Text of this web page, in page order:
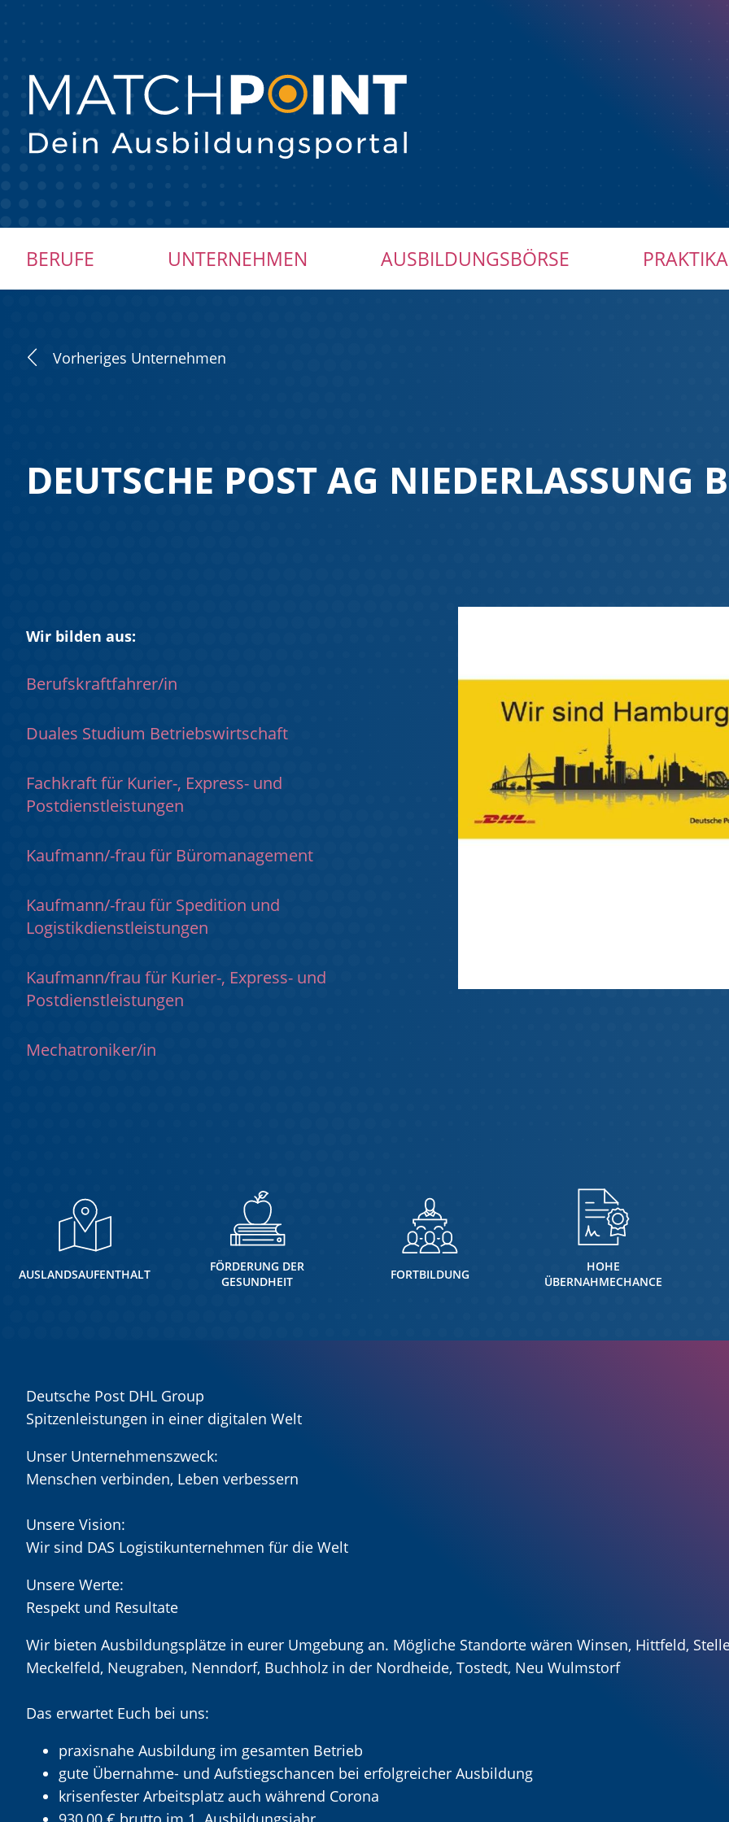
überspringen
BERUFE UNTERNEHMEN AUSBILDUNGSBÖRSE PRAKTIKA
Vorheriges Unternehmen
DEUTSCHE POST AG NIEDERLASSUNG
Wir bilden aus:
Berufskraftfahrer/in
Duales Studium Betriebswirtschaft
Fachkraft für Kurier-, Express- und
Postdienstleistungen
Kaufmann/-frau für Büromanagement
Kaufmann/-frau für Spedition und
Logistikdienstleistungen
Kaufmann/frau für Kurier-, Express- und
Postdienstleistungen
Mechatroniker/in
AUSLANDSAUFENTHALT
FÖRDERUNG DER
GESUNDHEIT
FORTBILDUNG
HOHE
ÜBERNAHMECHANCE
Deutsche Post DHL Group
Spitzenleistungen in einer digitalen Welt
Unser Unternehmenszweck:
Menschen verbinden, Leben verbessern
Unsere Vision:
Wir sind DAS Logistikunternehmen für die Welt
Unsere Werte:
Respekt und Resultate
Wir bieten Ausbildungsplätze in eurer Umgebung an. Mögliche Standorte wären Winsen, Hittfeld,
Meckelfeld, Neugraben, Nenndorf, Buchholz in der Nordheide, Tostedt, Neu Wulmstorf
Das erwartet Euch bei uns:
praxisnahe Ausbildung im gesamten Betrieb
gute Übernahme- und Aufstiegschancen bei erfolgreicher Ausbildung
krisenfester Arbeitsplatz auch während Corona